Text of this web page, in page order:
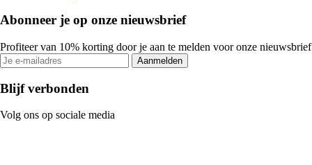
Abonneer je op onze nieuwsbrief
Profiteer van 10% korting door je aan te melden voor onze nieuwsbrief
Aanmelden
Blijf verbonden
Volg ons op sociale media